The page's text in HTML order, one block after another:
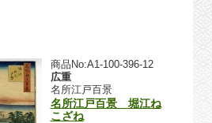
商品No:A1-100-396-12
広重
名所江戸百景
名所江戸百景 堀江ね
こざね